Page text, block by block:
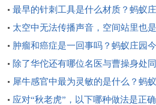
最早的针刺工具是什么材质？蚂蚁
太空中无法传播声音，空间站里也
堂今天答案最新9月21日
肿瘤和癌症是一回事吗？蚂蚁庄园
除了华佗还有哪位名医与曹操身处
案最新9.20
犀牛感官中最为灵敏的是什么？蚂
20日
应对“秋老虎”，以下哪种做法是正